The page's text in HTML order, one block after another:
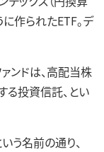
作られたETF。デ
ンドは、高配当株
る投資信託、とい
う名前の通り、